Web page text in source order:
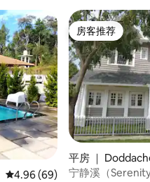
平均评分 4.96 分（满分 5 分
4.96 (69)
房客推荐
房客推荐
平房 ｜
宁静溪（